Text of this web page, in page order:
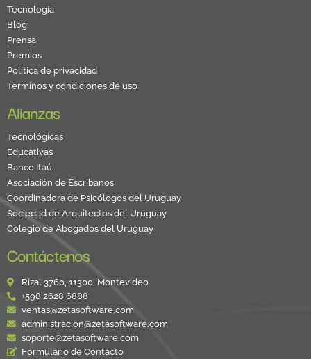
Tecnología
Blog
Prensa
Premios
Política de privacidad
Términos y condiciones de uso
Alianzas
Tecnológicas
Educativas
Banco Itaú
Asociación de Escribanos
Coordinadora de Psicólogos del Uruguay
Sociedad de Arquitectos del Uruguay
Colegio de Abogados del Uruguay
Contáctenos
Rizal 3760, 11300, Montevideo
+598 2628 6888
ventas@zetasoftware.com
administracion@zetasoftware.com
soporte@zetasoftware.com
Formulario de Contacto